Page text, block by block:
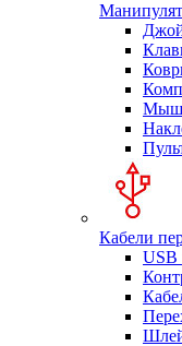
Кабели
USB